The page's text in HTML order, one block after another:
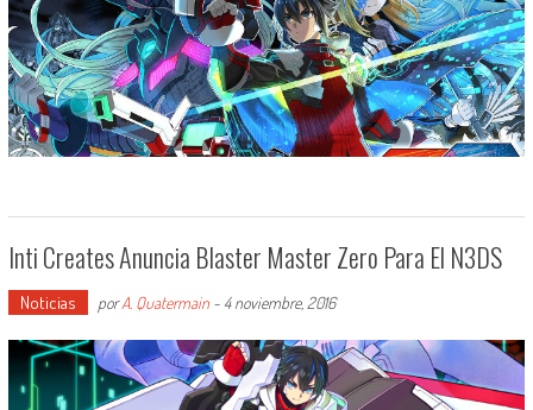
Inti Creates Anuncia Blaster Master Zero Para El N3DS
Noticias porA. Quatermain- 4 noviembre, 2016